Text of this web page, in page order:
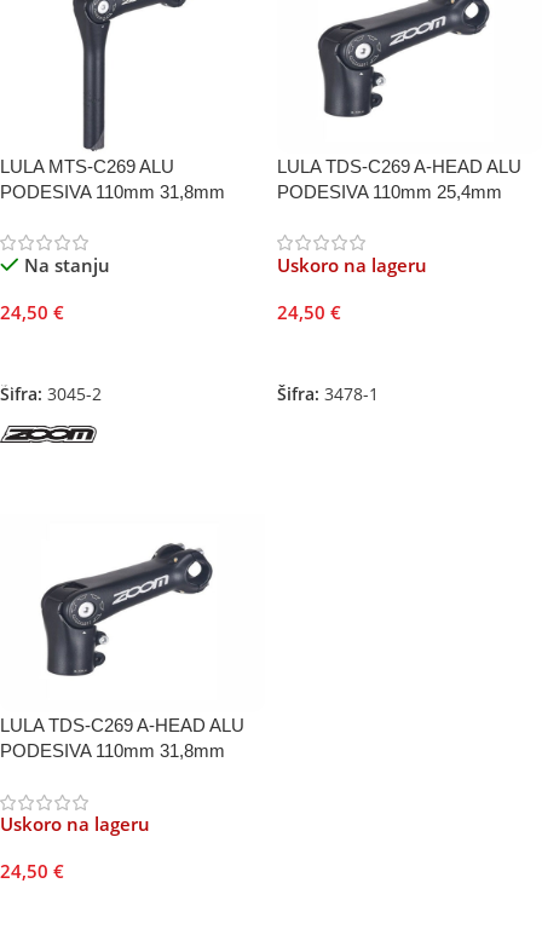
LULA MTS-C269 ALU
PODESIVA 110mm 31,8mm
Na stanju
24,50 €
Šifra: 3045-2
LULA TDS-C269 A-HEAD ALU
PODESIVA 110mm 25,4mm
Uskoro na lageru
24,50 €
Šifra: 3478-1
LULA TDS-C269 A-HEAD ALU
PODESIVA 110mm 31,8mm
Uskoro na lageru
24,50 €